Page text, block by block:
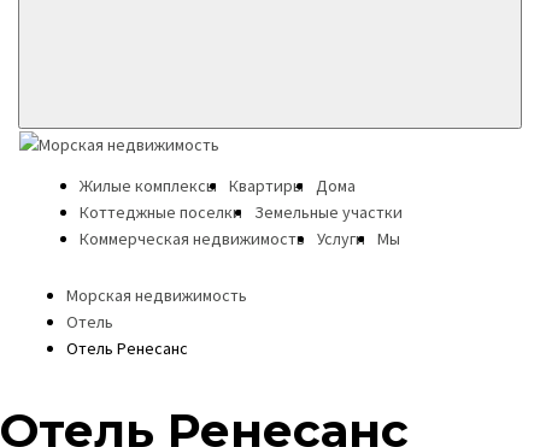
Жилые комплексы Квартиры
Дома
Коттеджные поселки
Земельные участки
Коммерческая недвижимость
Услуги Мы
Морская недвижимость
Отель
Отель Ренесанс
Отель Ренесанс